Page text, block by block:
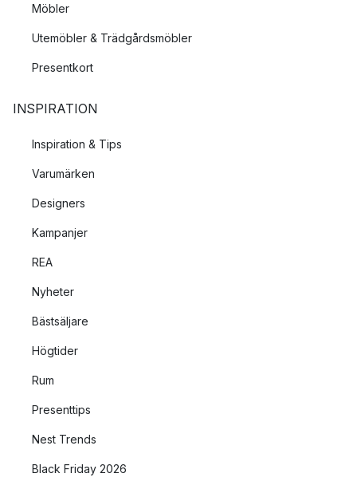
Möbler
Utemöbler & Trädgårdsmöbler
Presentkort
INSPIRATION
Inspiration & Tips
Varumärken
Designers
Kampanjer
REA
Nyheter
Bästsäljare
Högtider
Rum
Presenttips
Nest Trends
Black Friday 2026